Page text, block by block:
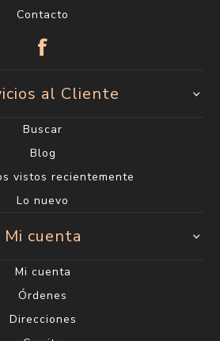
Contacto
al Cliente
Buscar
Blog
vistos recientemente
Lo nuevo
Mi cuenta
Mi cuenta
Órdenes
Direcciones